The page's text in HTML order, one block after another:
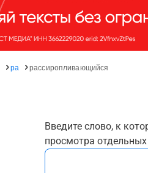
ра рассиропливающийся
Введите слово, к
просмотра